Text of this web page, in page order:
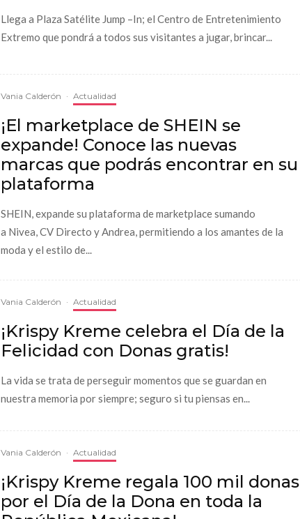
Llega a Plaza Satélite Jump –In; el Centro de Entretenimiento
Extremo que pondrá a todos sus visitantes a jugar, brincar...
Vania Calderón · Actualidad
¡El marketplace de SHEIN se
expande! Conoce las nuevas
marcas que podrás encontrar en su
plataforma
SHEIN, expande su plataforma de marketplace sumando
a Nivea, CV Directo y Andrea, permitiendo a los amantes de la
moda y el estilo de...
Vania Calderón · Actualidad
¡Krispy Kreme celebra el Día de la
Felicidad con Donas gratis!
La vida se trata de perseguir momentos que se guardan en
nuestra memoria por siempre; seguro si tu piensas en...
Vania Calderón · Actualidad
¡Krispy Kreme regala 100 mil donas
por el Día de la Dona en toda la